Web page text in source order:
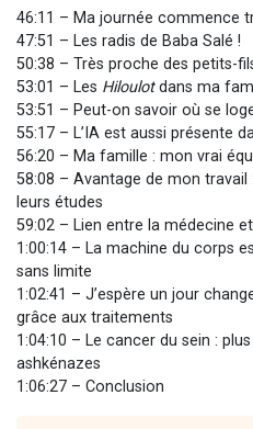
46:11 – Ma journée commence
47:51 – Les radis de Baba Salé !
50:38 – Très proche des petits-
53:01 – Les Hiloulotdans ma
53:51 – Peut-on savoir où se
55:17 – L’IA est aussi présente
56:20 – Ma famille : mon vrai
58:08 – Avantage de mon
leurs études
59:02 – Lien entre la médecine
1:00:14 – La machine du corps
sans limite
1:02:41 – J’espère un jour
grâce aux traitements
1:04:10 – Le cancer du sein :
ashkénazes
1:06:27 – Conclusion